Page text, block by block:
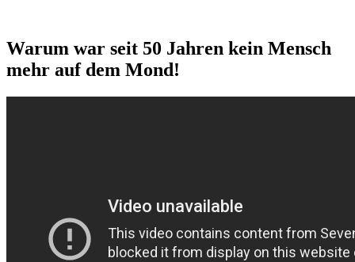
Warum war seit 50 Jahren kein Mensch
mehr auf dem Mond!